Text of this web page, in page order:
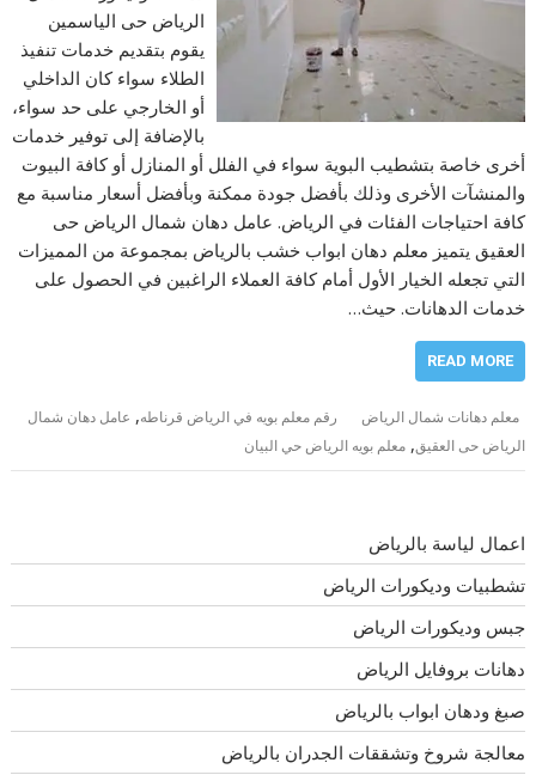
الرياض حى الياسمين
يقوم بتقديم خدمات تنفيذ
الطلاء سواء كان الداخلي
أو الخارجي على حد سواء،
بالإضافة إلى توفير خدمات
أخرى خاصة بتشطيب البوية سواء في الفلل أو المنازل أو كافة البيوت
والمنشآت الأخرى وذلك بأفضل جودة ممكنة وبأفضل أسعار مناسبة مع
كافة احتياجات الفئات في الرياض. عامل دهان شمال الرياض حى
العقيق يتميز معلم دهان ابواب خشب بالرياض بمجموعة من المميزات
التي تجعله الخيار الأول أمام كافة العملاء الراغبين في الحصول على
خدمات الدهانات. حيث…
READ MORE
معلم دهانات شمال الرياض رقم معلم بويه في الرياض قرناطه, عامل دهان شمال
الرياض حى العقيق,معلم بويه الرياض حي البيان
اعمال لياسة بالرياض
تشطبيات وديكورات الرياض
جبس وديكورات الرياض
دهانات بروفايل الرياض
صبغ ودهان ابواب بالرياض
معالجة شروخ وتشققات الجدران بالرياض